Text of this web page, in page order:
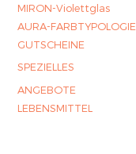
MIRON-Violettglas
AURA-FARBTYPOLOGIE
GUTSCHEINE
SPEZIELLES
ANGEBOTE
LEBENSMITTEL